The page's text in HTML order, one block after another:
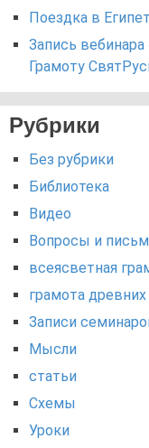
Поездка в
Запись
Грамоту
Рубрики
Без рубрики
Библиотека
Видео
Вопросы и
всеясветная
грамота древних
Записи
Мысли
статьи
Схемы
Уроки